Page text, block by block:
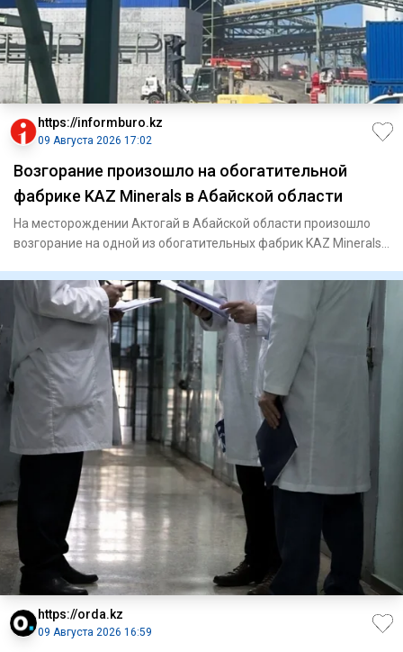
https://informburo.kz
09 Августа 2026 17:02
Возгорание произошло на обогатительной
фабрике KAZ Minerals в Абайской области
На месторождении Актогай в Абайской области произошло
возгорание на одной из обогатительных фабрик KAZ Minerals.
https://orda.kz
09 Августа 2026 16:59